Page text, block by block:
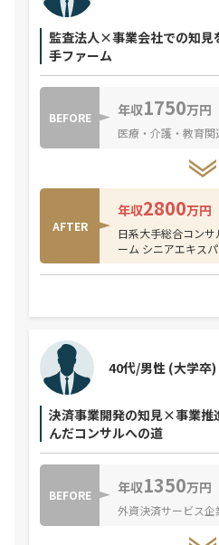
監査法人×事業会社での知見
手ファーム
BEFORE 年収1750万円
医療・介護・教育
AFTER
年収2800万円
日系大手総合コンサ
ーム シニアエキス
決済事業開発の知見×事業推
んだコンサルへの道
40代/男性 (大学卒)
BEFORE 年収1350万円
外資決済サービス